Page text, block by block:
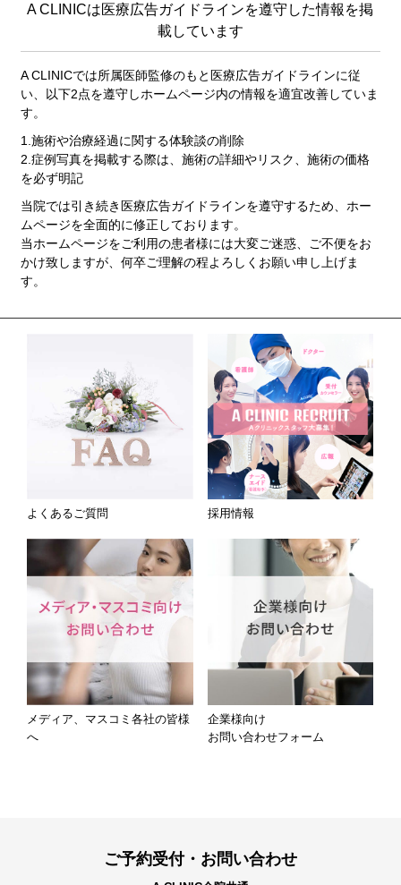
A CLINICは医療広告ガイドラインを遵守した情報を掲
載しています
A CLINICでは所属医師監修のもと医療広告ガイドラインに従
い、以下2点を遵守しホームページ内の情報を適宜改善していま
す。
1.施術や治療経過に関する体験談の削除
2.症例写真を掲載する際は、施術の詳細やリスク、施術の価格
を必ず明記
当院では引き続き医療広告ガイドラインを遵守するため、ホー
ムページを全面的に修正しております。
当ホームページをご利用の患者様には大変ご迷惑、ご不便をお
かけ致しますが、何卒ご理解の程よろしくお願い申し上げま
す。
よくあるご質問 採用情報
メディア、マスコミ各社の皆様
へ
企業様向け
お問い合わせフォーム
ご予約受付・お問い合わせ